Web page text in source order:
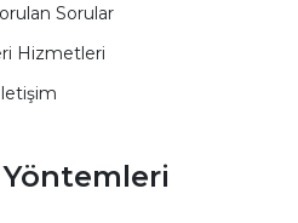
Sorular
Hizmetleri